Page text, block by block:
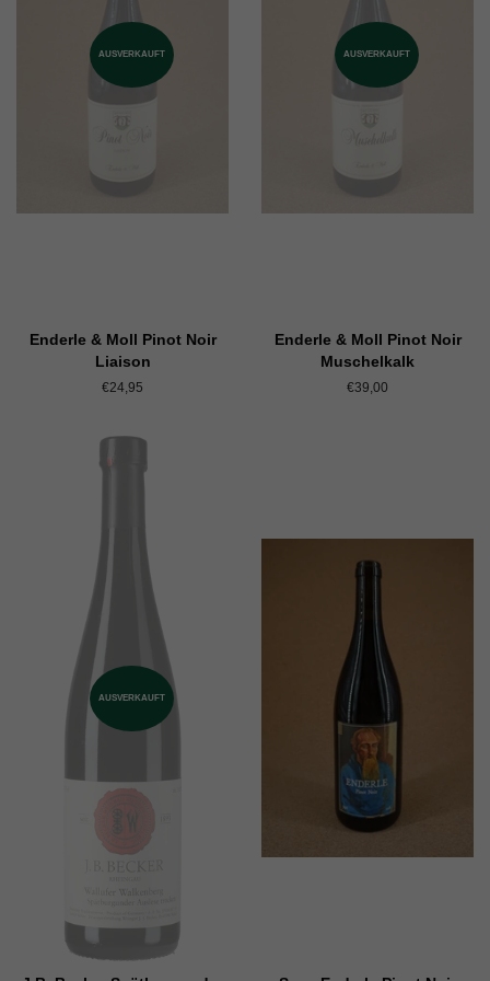
AUSVERKAUFT
Enderle & Moll Pinot Noir
Liaison
Normaler
€24,95
AUSVERKAUFT
Enderle & Moll Pinot Noir
Muschelkalk
Normaler
€39,00
AUSVERKAUFT